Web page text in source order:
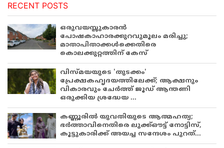
RECENT POSTS
ഒരുവയസ്സുകാരൻ
പോഷകാഹാരക്കുറവുമൂലം മരിച്ചു;
മാതാപിതാക്കൾക്കെതിരെ
കൊലക്കുറ്റത്തിന് കേസ്
വിസ്മയയുടെ 'തുടക്കം'
പ്രേക്ഷകഹൃദയത്തിലേക്ക്; ആക്ഷനും
വികാരവും ചേർത്ത് ജൂഡ് ആന്തണി
ഒരുക്കിയ ശ്രദ്ധേയ ...
കണ്ണൂരിൽ യുവതിയുടെ ആത്മഹത്യ;
ഭർത്താവിനെതിരെ ലുക്ക്ഔട്ട് നോട്ടിസ്,
കൂട്ടുകാരിക്ക് അയച്ച സന്ദേശം പുറത്...